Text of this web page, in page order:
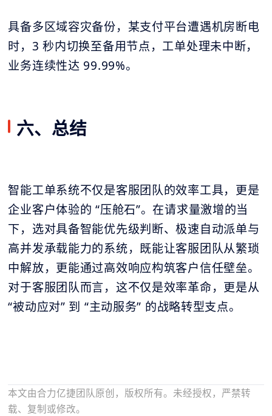
具备多区域容灾备份，某支付平台遭遇机房断电
时，3 秒内切换至备用节点，工单处理未中断，
业务连续性达 99.99%。
六、总结
智能工单系统不仅是客服团队的效率工具，更是
企业客户体验的 “压舱石”。在请求量激增的当
下，选对具备智能优先级判断、极速自动派单与
高并发承载能力的系统，既能让客服团队从繁琐
中解放，更能通过高效响应构筑客户信任壁垒。
对于客服团队而言，这不仅是效率革命，更是从
“被动应对” 到 “主动服务” 的战略转型支点。
本文由合力亿捷团队原创，版权所有。未经授权，严禁转
载、复制或修改。